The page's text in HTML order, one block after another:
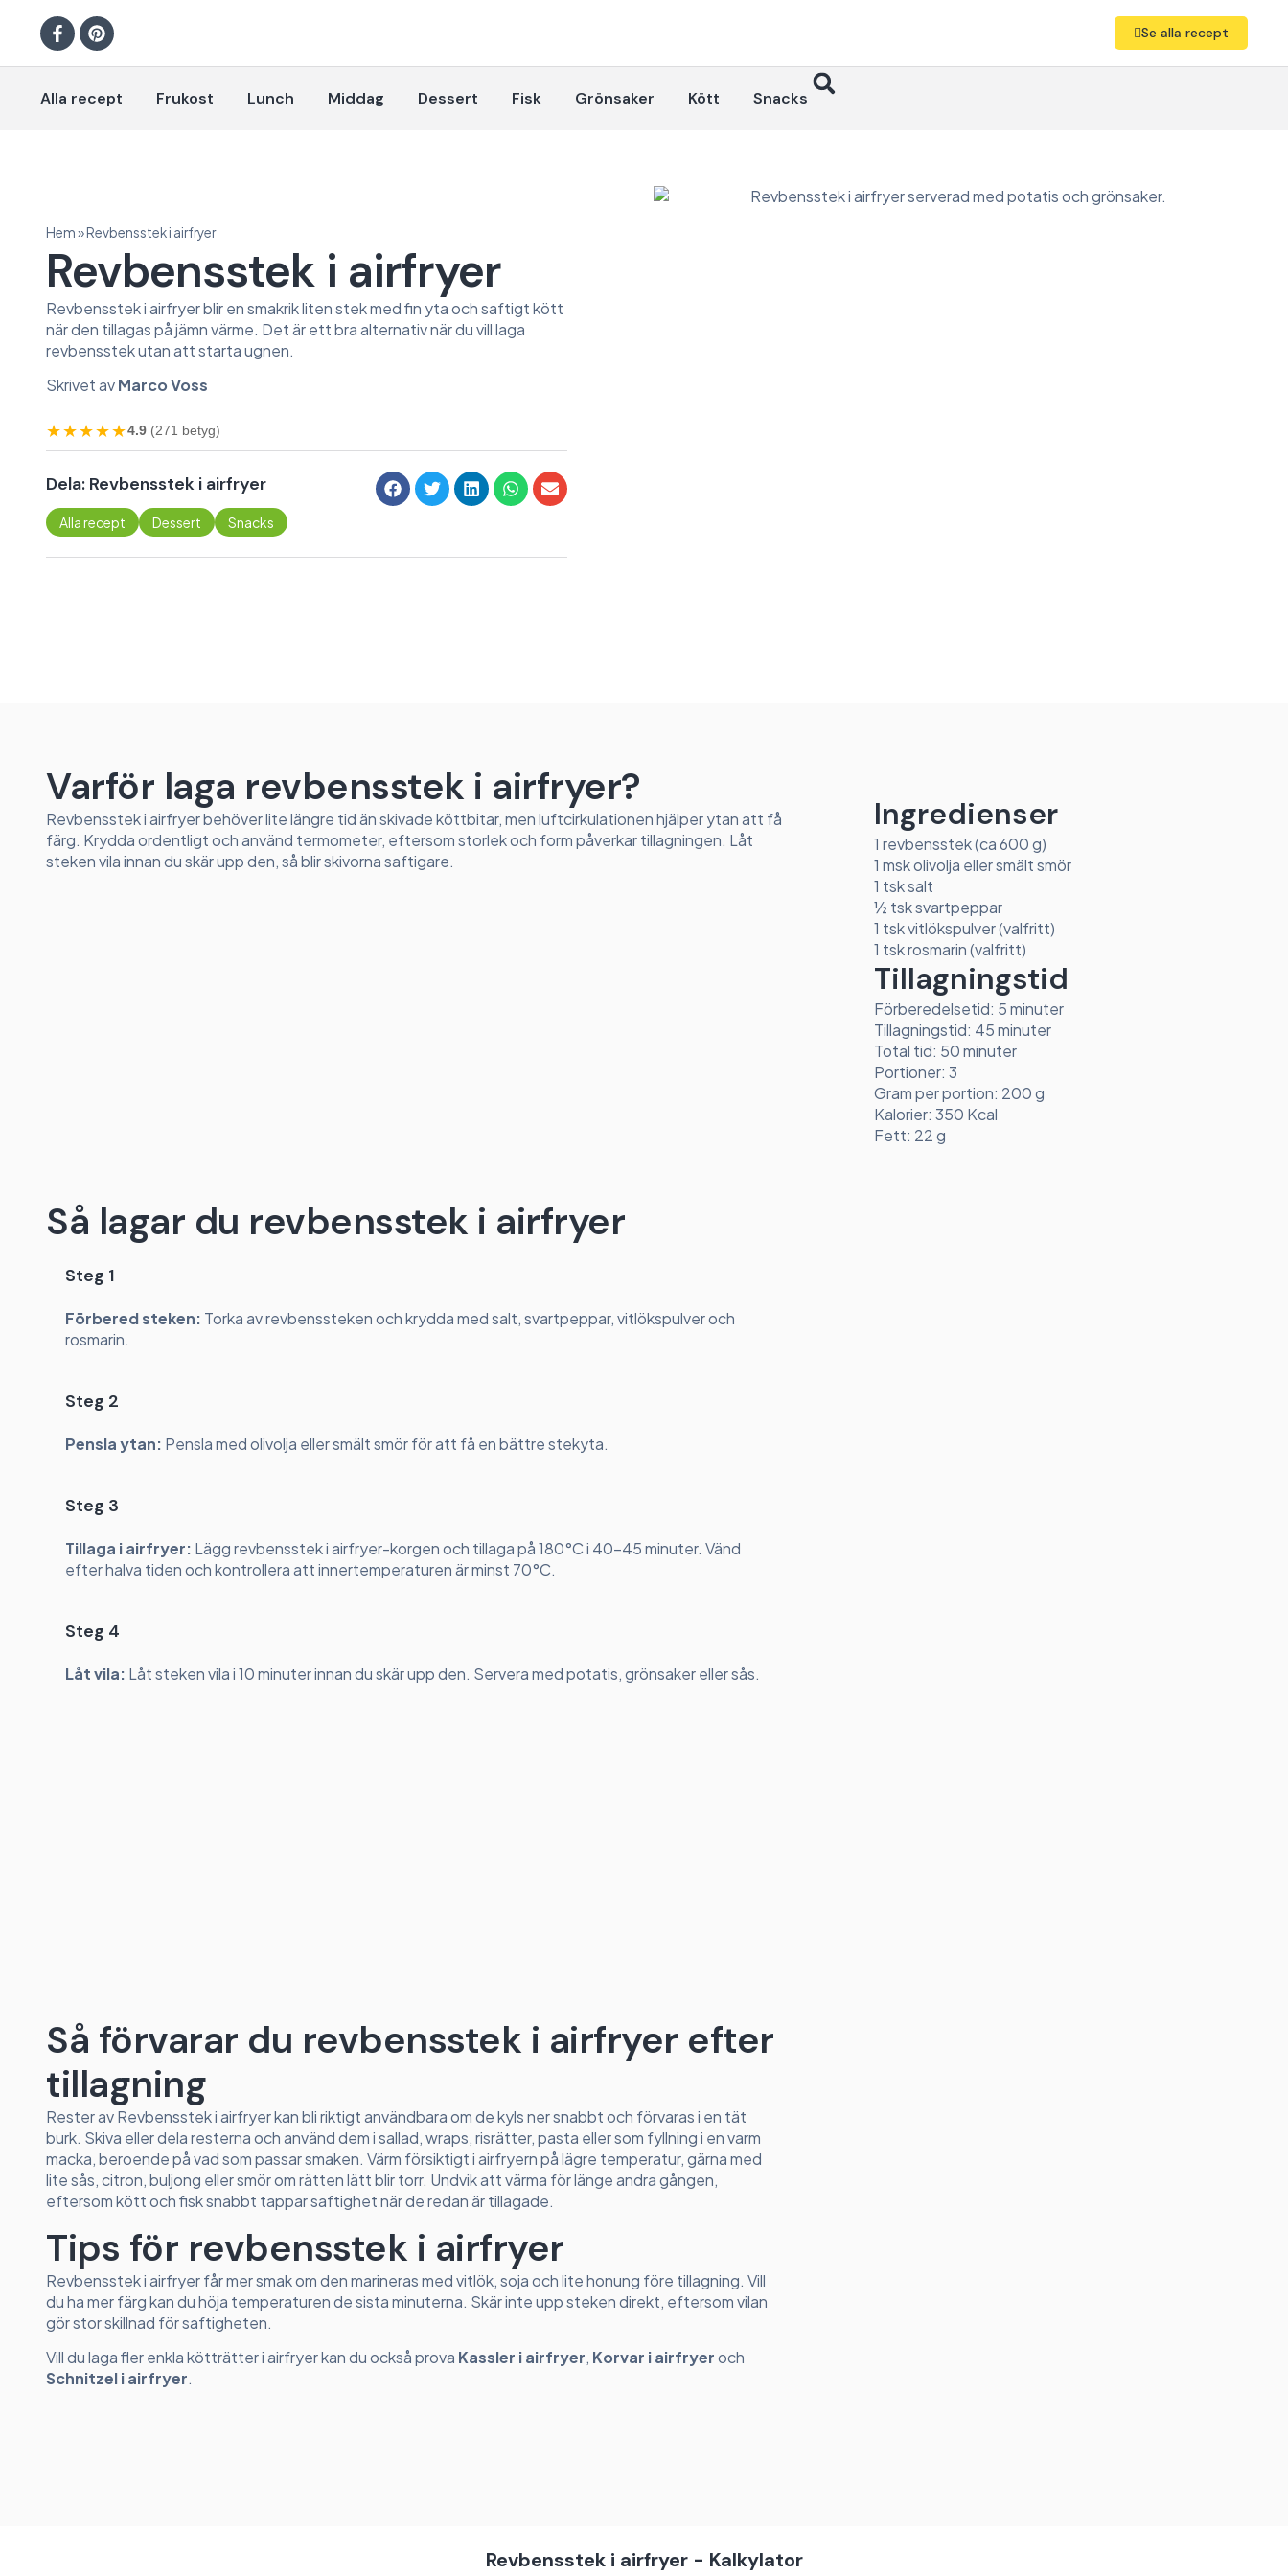
Se alla recept
Alla recept Frukost Lunch Middag Dessert Fisk Grönsaker Kött Snacks
Hem»Revbensstek i airfryer
Revbensstek i airfryer
Revbensstek i airfryer blir en smakrik liten stek med fin yta och saftigt kött
när den tillagas på jämn värme. Det är ett bra alternativ när du vill laga
revbensstek utan att starta ugnen.
Skrivet avMarco Voss
★★★★★4.9 (271 betyg)
Dela: Revbensstek i airfryer
Alla recept Dessert Snacks
Varför laga revbensstek i airfryer?
Revbensstek i airfryer behöver lite längre tid än skivade köttbitar, men luftcirkulationen hjälper ytan att få
färg. Krydda ordentligt och använd termometer, eftersom storlek och form påverkar tillagningen. Låt
steken vila innan du skär upp den, så blir skivorna saftigare.
Så lagar du revbensstek i airfryer
Steg 1
Förbered steken: Torka av revbenssteken och krydda med salt, svartpeppar, vitlökspulver och
rosmarin.
Steg 2
Pensla ytan: Pensla med olivolja eller smält smör för att få en bättre stekyta.
Steg 3
Tillaga i airfryer: Lägg revbensstek i airfryer-korgen och tillaga på 180°C i 40-45 minuter. Vänd
efter halva tiden och kontrollera att innertemperaturen är minst 70°C.
Steg 4
Låt vila: Låt steken vila i 10 minuter innan du skär upp den. Servera med potatis, grönsaker eller sås.
Så förvarar du revbensstek i airfryer efter
tillagning
Rester av Revbensstek i airfryer kan bli riktigt användbara om de kyls ner snabbt och förvaras i en tät
burk. Skiva eller dela resterna och använd dem i sallad, wraps, risrätter, pasta eller som fyllning i en varm
macka, beroende på vad som passar smaken. Värm försiktigt i airfryern på lägre temperatur, gärna med
lite sås, citron, buljong eller smör om rätten lätt blir torr. Undvik att värma för länge andra gången,
eftersom kött och fisk snabbt tappar saftighet när de redan är tillagade.
Tips för revbensstek i airfryer
Revbensstek i airfryer får mer smak om den marineras med vitlök, soja och lite honung före tillagning. Vill
du ha mer färg kan du höja temperaturen de sista minuterna. Skär inte upp steken direkt, eftersom vilan
gör stor skillnad för saftigheten.
Vill du laga fler enkla kötträtter i airfryer kan du också prova Kassler i airfryer, Korvar i airfryeroch
Schnitzel i airfryer.
Ingredienser
1 revbensstek (ca 600 g)
1 msk olivolja eller smält smör
1 tsk salt
½ tsk svartpeppar
1 tsk vitlökspulver (valfritt)
1 tsk rosmarin (valfritt)
Tillagningstid
Förberedelsetid: 5 minuter
Tillagningstid: 45 minuter
Total tid: 50 minuter
Portioner: 3
Gram per portion: 200 g
Kalorier: 350 Kcal
Fett: 22 g
Revbensstek i airfryer - Kalkylator